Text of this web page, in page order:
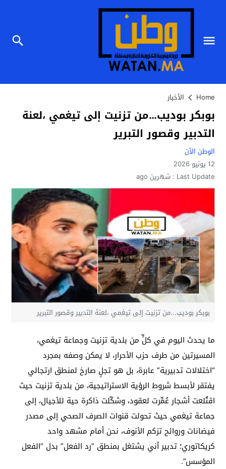
Home الأخبار
بوبكر بوديب…من تزنيت إلى تيغمي ،لعنة
التدبير وقصور التبرير
الوطن الأن
12 يونيو 2026
Last Update : شهرين ago
بوبكر بوديب...من تزنيت إلى تيغمي ،لعنة التدبير وقصور التبرير
ما يحدث اليوم في كلٍّ من بلدية تزنيت وجماعة تيغمي،
المسيرتين من طرف حزب الأحرار، لا يمكن وصفه بمجرد
“اختلالات تدبيرية” عابرة، بل هو تجلٍ صارخ لمنطق ارتجالي
يفتقر لأبسط شروط الرؤية الاستراتيجية، من بلدية تزنيت حيث
اقتُلعت أشجار عُمِّرت لعقود، وشكّلت ذاكرة حية للأجيال، إلى
جماعة تيغمي حيث تحولت قنوات الصرف الصحي إلى مصدر
فيضانات وروائح تزكم الأنوف، نحن أمام مشهد واحد
كريكاتوري؛ تدبير آني يشتغل بمنطق “رد الفعل” بدل “الفعل
المؤسس”.